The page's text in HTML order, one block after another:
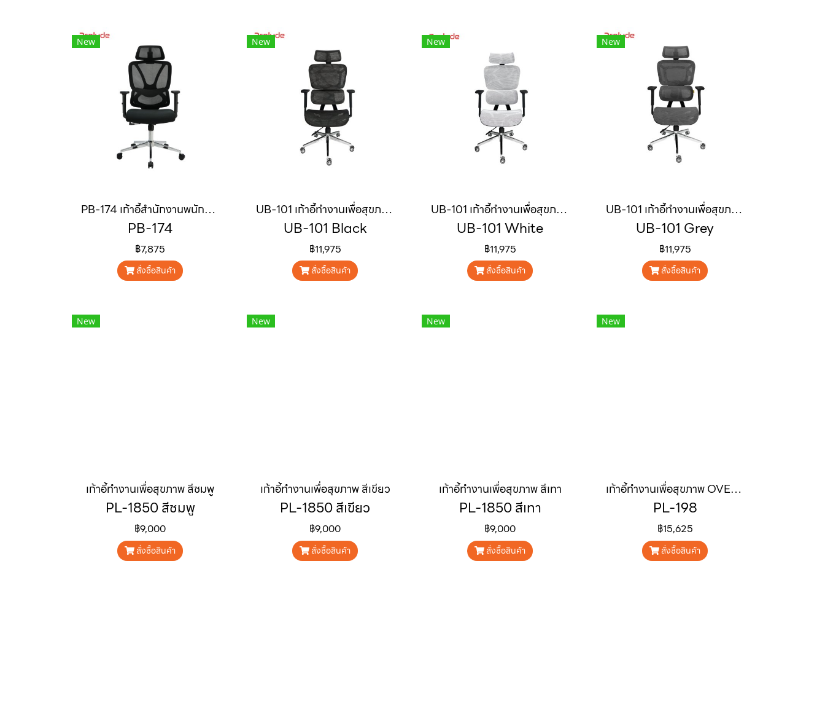
New
PB-174 เก้าอี้สำนักงานพนักพิงสูง SILAS
PB-174
฿7,875
สั่งซื้อสินค้า
New
UB-101 เก้าอี้ทำงานเพื่อสุขภาพ GALAXY V.1 ERGONOMIC CHAIR สีดำ
UB-101 Black
฿11,975
สั่งซื้อสินค้า
New
UB-101 เก้าอี้ทำงานเพื่อสุขภาพ GALAXY V.1 ERGONOMIC CHAIR สีขาว
UB-101 White
฿11,975
สั่งซื้อสินค้า
New
UB-101 เก้าอี้ทำงานเพื่อสุขภาพ GALAXY V.1 ERGONOMIC CHAIR สีเทา
UB-101 Grey
฿11,975
สั่งซื้อสินค้า
New
เก้าอี้ทำงานเพื่อสุขภาพ สีชมพู
PL-1850 สีชมพู
฿9,000
สั่งซื้อสินค้า
New
เก้าอี้ทำงานเพื่อสุขภาพ สีเขียว
PL-1850 สีเขียว
฿9,000
สั่งซื้อสินค้า
New
เก้าอี้ทำงานเพื่อสุขภาพ สีเทา
PL-1850 สีเทา
฿9,000
สั่งซื้อสินค้า
New
เก้าอี้ทำงานเพื่อสุขภาพ OVERSIZED "LUMO"
PL-198
฿15,625
สั่งซื้อสินค้า